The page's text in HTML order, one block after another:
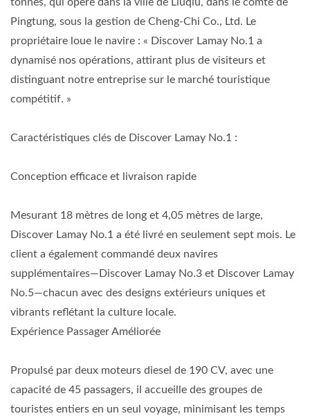
Pingtung, sous la gestion de Cheng-Chi Co., Ltd. Le
propriétaire loue le navire : « Discover Lamay No.1 a
dynamisé nos opérations, attirant plus de visiteurs et
distinguant notre entreprise sur le marché touristique
compétitif. »
Caractéristiques clés de Discover Lamay No.1 :
Conception efficace et livraison rapide
Mesurant 18 mètres de long et 4,05 mètres de large,
Discover Lamay No.1 a été livré en seulement sept mois. Le
client a également commandé deux navires
supplémentaires—Discover Lamay No.3 et Discover Lamay
No.5—chacun avec des designs extérieurs uniques et
vibrants reflétant la culture locale.
Expérience Passager Améliorée
Propulsé par deux moteurs diesel de 190 CV, avec une
capacité de 45 passagers, il accueille des groupes de
touristes entiers en un seul voyage, minimisant les temps